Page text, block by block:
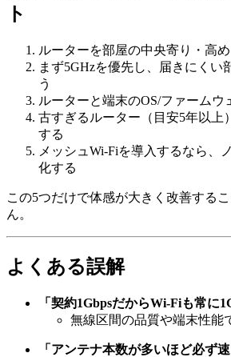
ト
ルーターを部屋の中央寄り・高
まず5GHzを優先し、届きにくい
う
ルーターと端末のOS/ファームウ
古すぎるルーター（目安5年以上
する
メッシュWi-Fiを導入するなら、
化する
この5つだけで体感が大きく改善する
ん。
よくある誤解
「契約1GbpsだからWi-Fiも常に
無線区間の品質や端末性能
「アンテナ本数が多いほど必ず速